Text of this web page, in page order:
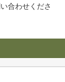
合わせくださ